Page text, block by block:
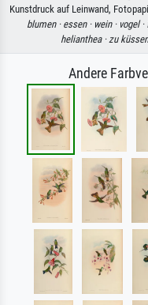
Kunstdruck auf Leinwand,
blumen · essen · wein · vogel ·
helianthea · zu
Andere